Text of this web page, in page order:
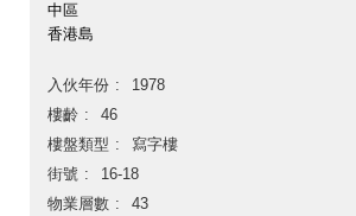
中區
香港島
入伙年份
1978
樓齡
46
樓盤類型
寫字樓
街號
16-18
物業層數
43